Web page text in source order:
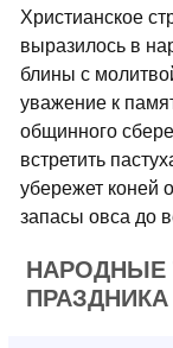
Христианское
выразилось в
блины с
уважение к
общинного
встретить
убережет коней
запасы овса до
НАРОДНЫЕ
ПРАЗДНИКА